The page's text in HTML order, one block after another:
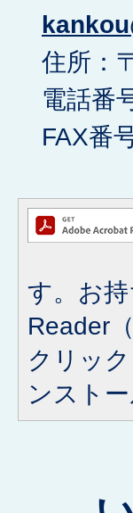
住所：
電話番
FAX番
す。お
Reader
クリッ
ンスト